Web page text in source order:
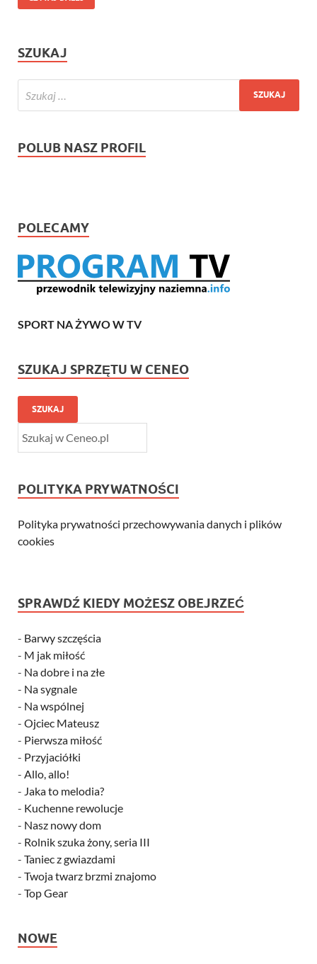
SZUKAJ
POLUB NASZ PROFIL
POLECAMY
SPORT NA ŻYWO W TV
SZUKAJ SPRZĘTU W CENEO
SZUKAJ
POLITYKA PRYWATNOŚCI
Polityka prywatności przechowywania danych i plików
cookies
SPRAWDŹ KIEDY MOŻESZ OBEJRZEĆ
- Barwy szczęścia
- M jak miłość
- Na dobre i na złe
- Na sygnale
- Na wspólnej
- Ojciec Mateusz
- Pierwsza miłość
- Przyjaciółki
- Allo, allo!
- Jaka to melodia?
- Kuchenne rewolucje
- Nasz nowy dom
- Rolnik szuka żony, seria III
- Taniec z gwiazdami
- Twoja twarz brzmi znajomo
- Top Gear
NOWE